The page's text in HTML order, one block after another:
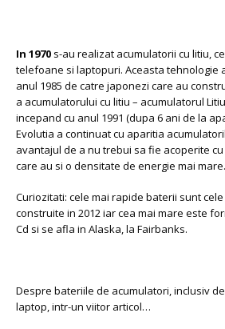
In 1970 s-au realizat acumulatorii cu litiu,
telefoane si laptopuri. Aceasta tehnologie
anul 1985 de catre japonezi care au
a acumulatorului cu litiu – acumulatorul
incepand cu anul 1991 (dupa 6 ani de la
Evolutia a continuat cu aparitia
avantajul de a nu trebui sa fie acoperite
care au si o densitate de energie mai mare.
Curiozitati: cele mai rapide baterii sunt cele
construite in 2012 iar cea mai mare este
Cd si se afla in Alaska, la Fairbanks.
Despre bateriile de acumulatori, inclusiv
laptop, intr-un viitor articol…